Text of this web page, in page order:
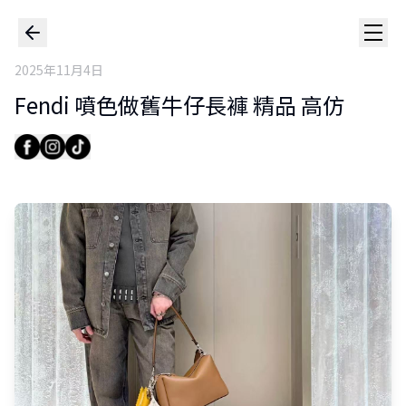
2025年11月4日
Fendi 噴色做舊牛仔長褲 精品 高仿